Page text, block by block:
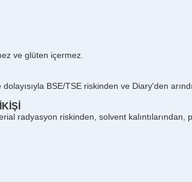
ve glüten içermez.
BSE/TSE riskinden ve Diary'den
radyasyon riskinden, solvent kalıntılarından,